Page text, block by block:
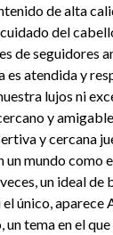
de alta
del
de seguidores
es atendida y
lujos ni
y
y cercana
un mundo como
un ideal
único, aparece
tema en el